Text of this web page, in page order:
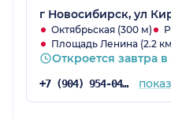
г Новосибирск, ул
Октябрьская (300 м)
Площадь Ленина (2.2
Откроется завтра в
+7 (904) 954-04-89